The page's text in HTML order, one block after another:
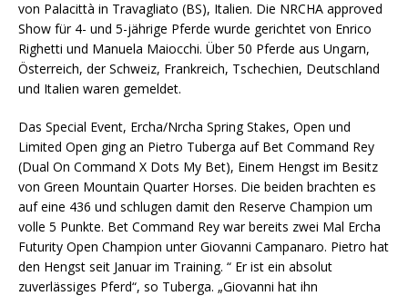
von Palacittà in Travagliato (BS), Italien. Die NRCHA approved
Show für 4- und 5-jährige Pferde wurde gerichtet von Enrico
Righetti und Manuela Maiocchi. Über 50 Pferde aus Ungarn,
Österreich, der Schweiz, Frankreich, Tschechien, Deutschland
und Italien waren gemeldet.
Das Special Event, Ercha/Nrcha Spring Stakes, Open und
Limited Open ging an Pietro Tuberga auf Bet Command Rey
(Dual On Command X Dots My Bet), Einem Hengst im Besitz
von Green Mountain Quarter Horses. Die beiden brachten es
auf eine 436 und schlugen damit den Reserve Champion um
volle 5 Punkte. Bet Command Rey war bereits zwei Mal Ercha
Futurity Open Champion unter Giovanni Campanaro. Pietro hat
den Hengst seit Januar im Training. “ Er ist ein absolut
zuverlässiges Pferd“, so Tuberga. „Giovanni hat ihn